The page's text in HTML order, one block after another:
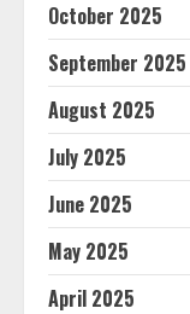
October 2025
September 2025
August 2025
July 2025
June 2025
May 2025
April 2025